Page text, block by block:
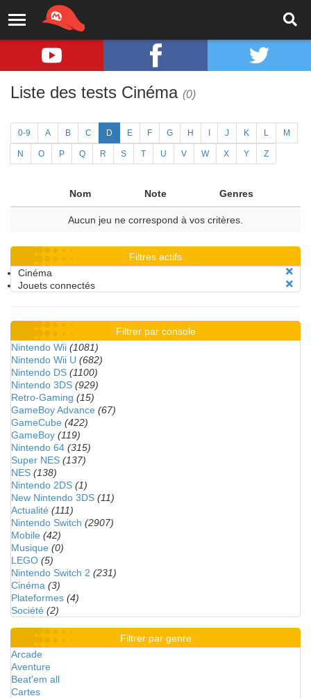
Liste des tests Cinéma (0)
0-9 A B C D E F G H J K L M
N O P Q R S T U V W X Y Z
Nom Note Genres
Aucun jeu ne correspond à vos critères.
Filtres actifs
Cinéma
Jouets connectés
Filtrer par console
Nintendo Wii (1081)
Nintendo Wii U (682)
Nintendo DS (1100)
Nintendo 3DS (929)
Retro-Gaming (15)
GameBoy Advance (67)
GameCube (422)
GameBoy (119)
Nintendo 64 (315)
Super NES (137)
NES (138)
Nintendo 2DS (1)
New Nintendo 3DS (11)
Actualité (111)
Nintendo Switch (2907)
Mobile (42)
Musique (0)
LEGO (5)
Nintendo Switch 2 (231)
Cinéma (3)
Plateformes (4)
Société (2)
Filtrer par genre
Arcade
Aventure
Beat'em all
Cartes